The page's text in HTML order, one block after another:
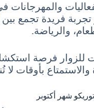
والمهرجانات
فريدة تجمع بين
والرياضة.
للزوار فرصة
والاستمتاع بأوقات
شهر أكتوبر